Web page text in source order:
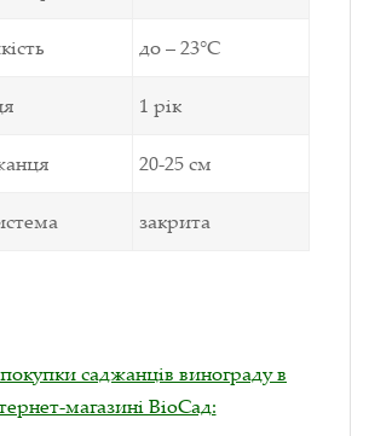
до – 23°С
1 рік
20-25 см
закрита
саджанців винограду в
магазині BioСад: